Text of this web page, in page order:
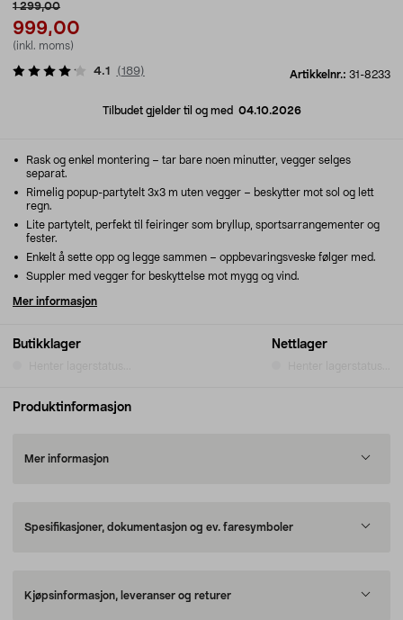
1 299,00
999,00
(inkl. moms)
Artikkelnr.: 31-8233
4.1 (189)
Tilbudet gjelder til og med 04.10.2026
Butikklager Nettlager
Rask og enkel montering – tar bare noen minutter, vegger selges
separat.
Rimelig popup-partytelt 3x3 m uten vegger – beskytter mot sol og lett
regn.
Lite partytelt, perfekt til feiringer som bryllup, sportsarrangementer og
fester.
Enkelt å sette opp og legge sammen – oppbevaringsveske følger med.
Suppler med vegger for beskyttelse mot mygg og vind.
Mer informasjon
Produktinformasjon
Mer informasjon
Spesifikasjoner, dokumentasjon og ev. faresymboler
Kjøpsinformasjon, leveranser og returer